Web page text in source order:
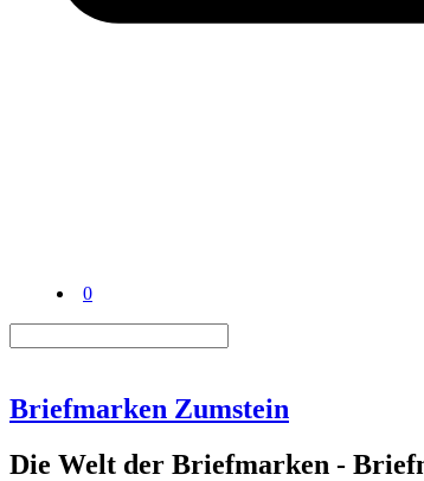
0
Briefmarken Zumstein
Die Welt der Briefmarken -